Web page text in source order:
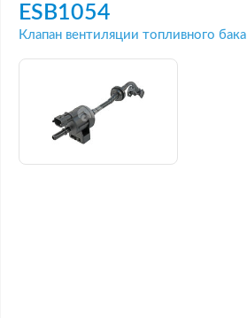
ESB1054
Клапан вентиляции топливного бака